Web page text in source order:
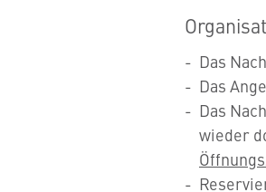
Das
Das
Das
wieder